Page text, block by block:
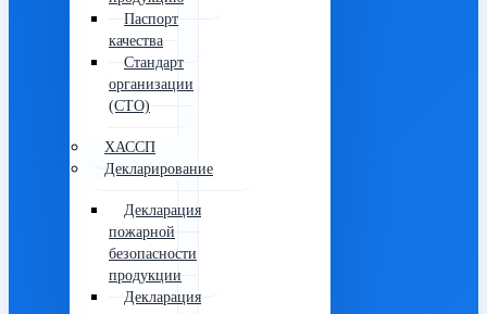
Паспорт
качества
Стандарт
организации
(СТО)
ХАССП
Декларирование
Декларация
пожарной
безопасности
продукции
Декларация